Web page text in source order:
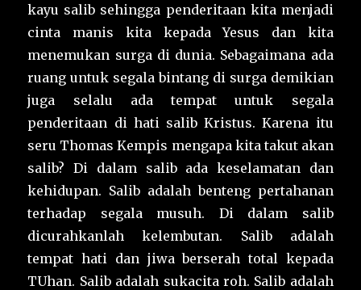
kayu salib sehingga penderitaan kita menjadi
cinta manis kita kepada Yesus dan kita
menemukan surga di dunia. Sebagaimana ada
ruang untuk segala bintang di surga demikian
juga selalu ada tempat untuk segala
penderitaan di hati salib Kristus. Karena itu
seru Thomas Kempis mengapa kita takut akan
salib? Di dalam salib ada keselamatan dan
kehidupan. Salib adalah benteng pertahanan
terhadap segala musuh. Di dalam salib
dicurahkanlah kelembutan. Salib adalah
tempat hati dan jiwa berserah total kepada
TUhan. Salib adalah sukacita roh. Salib adalah